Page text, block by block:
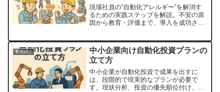
現場社員の“自動化アレルギー”を解消す
るための実践ステップを解説。不安の原
因から教育・評価まで、導入を成功させ
事例紹介
中小企業向け自動化投資プランの
立て方
中小企業が自動化投資で成果を出すに
は、段階的で現実的なプランが必要で
す。現状分析、投資の優先順位付け、コ